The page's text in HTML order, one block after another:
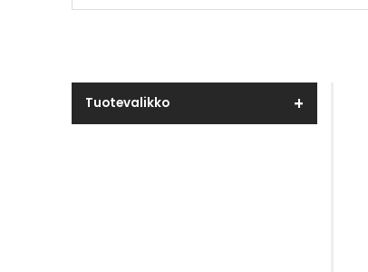
Tuotevalikko